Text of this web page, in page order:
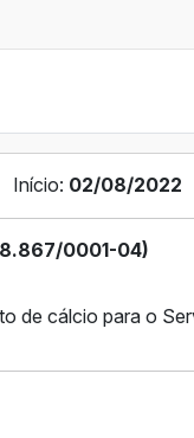
Início: 02/08/2022
0001-04)
de cálcio para o